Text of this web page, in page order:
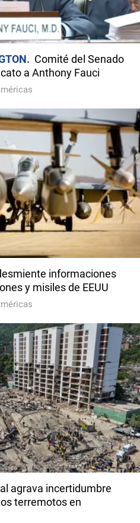
Comité del Senado
a Anthony Fauci
informaciones
y misiles de EEUU
agrava incertidumbre
terremotos en